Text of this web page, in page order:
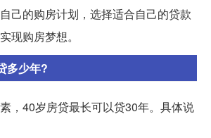
己的购房计划，选择适合自己的贷款
现购房梦想。
多少年?
，40岁房贷最长可以贷30年。具体说